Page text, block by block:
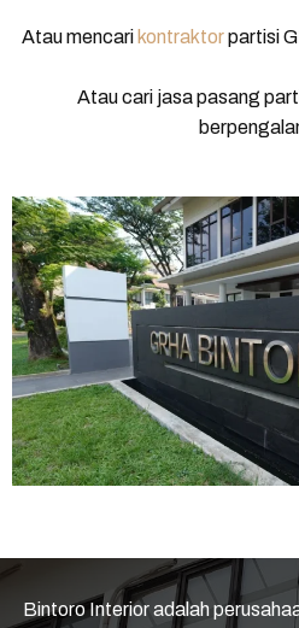
Atau mencari kontraktorpartisi
Atau cari jasa pasang
Bintoro Interioradalah